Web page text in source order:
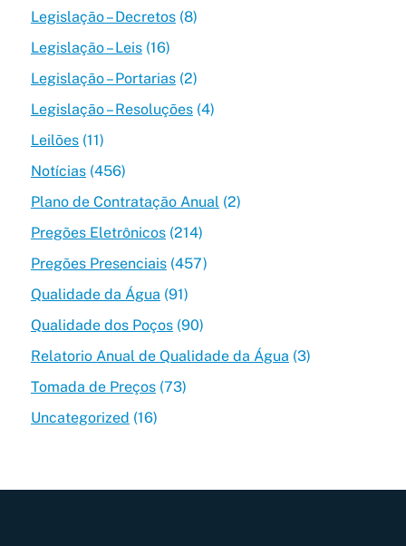
Legislação – Decretos(8)
Legislação – Leis(16)
Legislação – Portarias(2)
Legislação – Resoluções(4)
Leilões(11)
Notícias(456)
Plano de Contratação Anual (2)
Pregões Eletrônicos(214)
Pregões Presenciais(457)
Qualidade da Água (91)
Qualidade dos Poços(90)
Relatorio Anual de Qualidade da Água (3)
Tomada de Preços(73)
Uncategorized (16)